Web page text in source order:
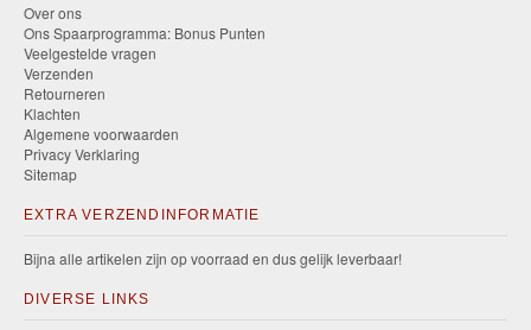
Over ons
Ons Spaarprogramma: Bonus Punten
Veelgestelde vragen
Verzenden
Retourneren
Klachten
Algemene voorwaarden
Privacy Verklaring
Sitemap
EXTRA VERZENDINFORMATIE
Bijna alle artikelen zijn op voorraad en dus gelijk leverbaar!
DIVERSE LINKS